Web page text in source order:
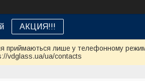
АКЦИЯ!!!
приймаються лише у телефонному
vdglass.ua/ua/contacts